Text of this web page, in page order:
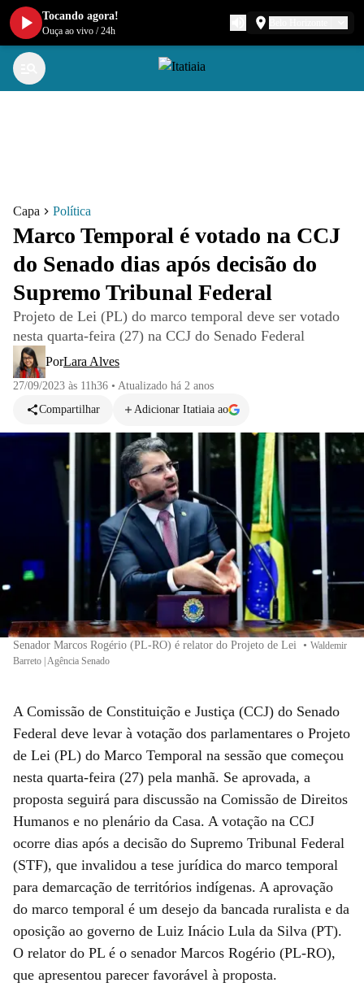
Capa Política
Marco Temporal é votado na CCJ
do Senado dias após decisão do
Supremo Tribunal Federal
Projeto de Lei (PL) do marco temporal deve ser votado
nesta quarta-feira (27) na CCJ do Senado Federal
PorLara Alves
27/09/2023 às 11h36 • Atualizado há 2 anos
Compartilhar
Adicionar Itatiaia ao
Senador Marcos Rogério (PL-RO) é relator do Projeto de Lei • Waldemir
Barreto | Agência Senado
A Comissão de Constituição e Justiça (CCJ) do Senado
Federal deve levar à votação dos parlamentares o Projeto
de Lei (PL) do Marco Temporal na sessão que começou
nesta quarta-feira (27) pela manhã. Se aprovada, a
proposta seguirá para discussão na Comissão de Direitos
Humanos e no plenário da Casa. A votação na CCJ
ocorre dias após a decisão do Supremo Tribunal Federal
(STF), que invalidou a tese jurídica do marco temporal
para demarcação de territórios indígenas. A aprovação
do marco temporal é um desejo da bancada ruralista e da
oposição ao governo de Luiz Inácio Lula da Silva (PT).
O relator do PL é o senador Marcos Rogério (PL-RO),
que apresentou parecer favorável à proposta.
Tocando agora!
Ouça ao vivo /24h